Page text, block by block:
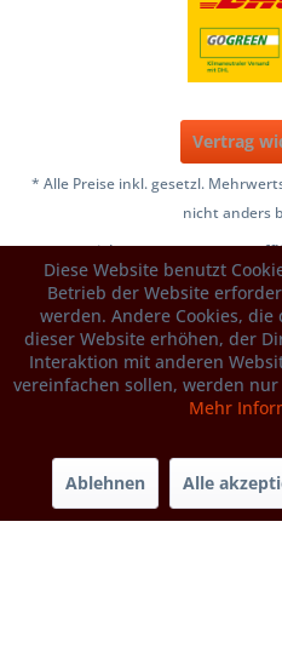
Vertrag
* Alle Preise inkl. gesetzl.
nicht anders
Copyright © 2005-2026,
Diese Website benutzt
Betrieb der Website
werden. Andere Cookies,
dieser Website erhöhen, der
Interaktion mit anderen
vereinfachen sollen, werden
Mehr
Ablehnen Alle